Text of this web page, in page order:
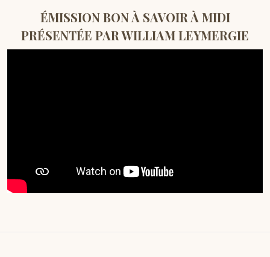
ÉMISSION BON À SAVOIR À MIDI
PRÉSENTÉE PAR WILLIAM LEYMERGIE